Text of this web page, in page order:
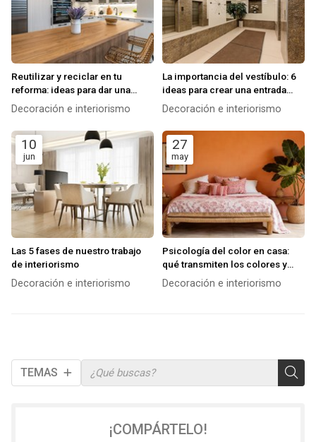
TEMAS
Reutilizar y reciclar en tu
reforma: ideas para dar una
segunda vida a materiales y
Decoración e interiorismo
La importancia del vestíbulo: 6
ideas para crear una entrada
impactante
Decoración e interiorismo
10
jun
Las 5 fases de nuestro trabajo
de interiorismo
Decoración e interiorismo
27
may
Psicología del color en casa:
qué transmiten los colores y
cómo usarlos en cada
Decoración e interiorismo
¡COMPÁRTELO!